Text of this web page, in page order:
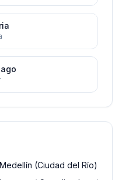
(Ciudad del Río)